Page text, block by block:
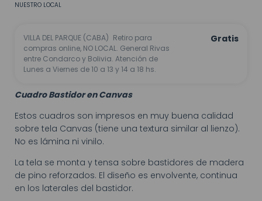
NUESTRO LOCAL
VILLA DEL PARQUE (CABA) Retiro para
compras online, NO LOCAL. General Rivas
entre Condarco y Bolivia. Atención de
Lunes a Viernes de 10 a 13 y 14 a 18 hs.
Gratis
Cuadro Bastidor en Canvas
Estos cuadros son impresos en muy buena calidad
sobre tela Canvas (tiene una textura similar al lienzo).
No es lámina ni vinilo.
La tela se monta y tensa sobre bastidores de madera
de pino reforzados. El diseño es envolvente, continua
en los laterales del bastidor.